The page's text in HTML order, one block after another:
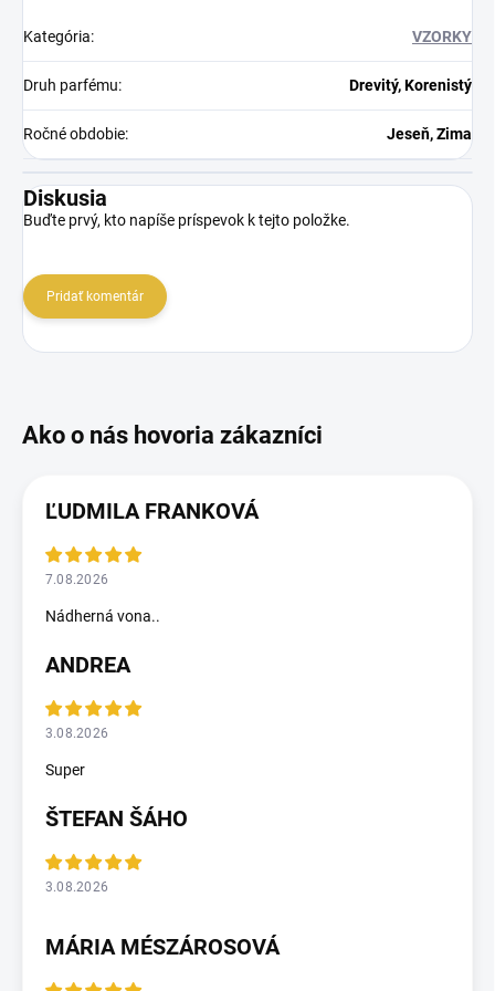
Kategória: VZORKY
Druh parfému: Drevitý, Korenistý
Ročné obdobie: Jeseň, Zima
Diskusia
Buďte prvý, kto napíše príspevok k tejto položke.
Pridať komentár
ĽUDMILA FRANKOVÁ
7.08.2026
Nádherná vona..
ANDREA
3.08.2026
Super
ŠTEFAN ŠÁHO
3.08.2026
MÁRIA MÉSZÁROSOVÁ